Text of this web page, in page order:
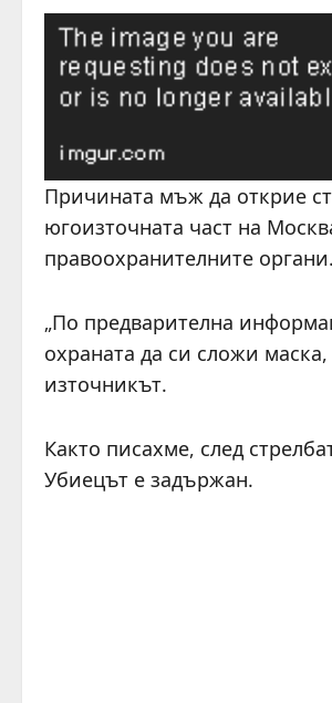
Причината мъж да открие
югоизточната част на
правоохранителните органи.
„По предварителна
охраната да си сложи
източникът.
Както писахме, след
Убиецът е задържан.